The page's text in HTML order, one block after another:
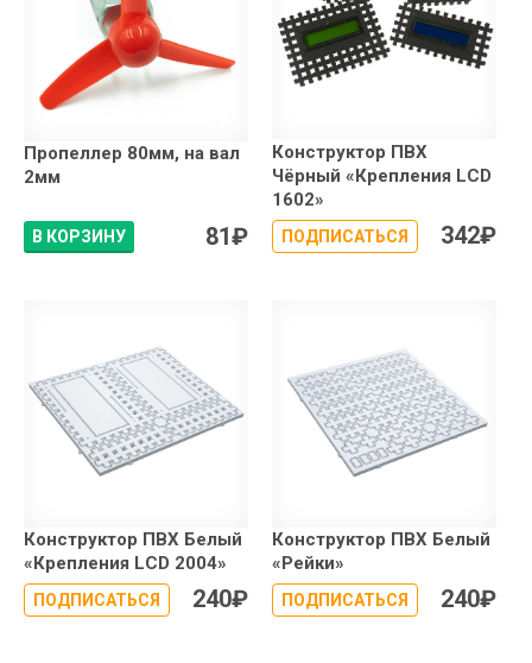
Пропеллер 80мм, на вал
2мм
В КОРЗИНУ 81₽
Конструктор ПВХ
Чёрный «Крепления LCD
1602»
ПОДПИСАТЬСЯ 342₽
Конструктор ПВХ Белый
«Крепления LCD 2004»
ПОДПИСАТЬСЯ 240₽
Конструктор ПВХ Белый
«Рейки»
ПОДПИСАТЬСЯ 240₽